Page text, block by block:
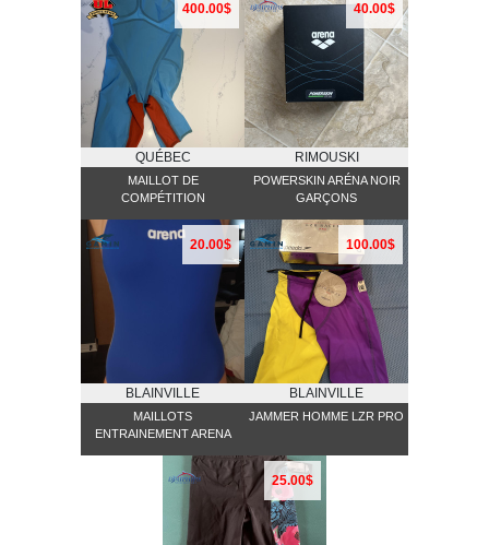
400.00$
QUÉBEC
MAILLOT DE
COMPÉTITION
40.00$
RIMOUSKI
POWERSKIN ARÉNA NOIR
GARÇONS
20.00$
BLAINVILLE
MAILLOTS
ENTRAINEMENT ARENA
100.00$
BLAINVILLE
JAMMER HOMME LZR PRO
25.00$